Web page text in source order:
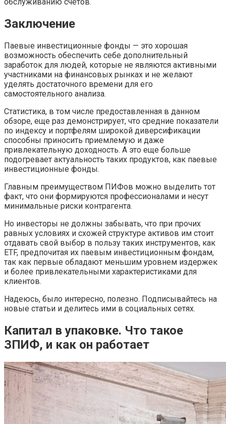
обслуживанию счетов.
Заключение
Паевые инвестиционные фонды — это хорошая
возможность обеспечить себе дополнительный
заработок для людей, которые не являются активными
участниками на финансовых рынках и не желают
уделять достаточного времени для его
самостоятельного анализа.
Статистика, в том числе предоставленная в данном
обзоре, еще раз демонстрирует, что средние показатели
по индексу и портфелям широкой диверсификации
способны приносить приемлемую и даже
привлекательную доходность. А это еще больше
подогревает актуальность таких продуктов, как паевые
инвестиционные фонды.
Главным преимуществом ПИФов можно выделить тот
факт, что они формируются профессионалами и несут
минимальные риски контрагента.
Но инвесторы не должны забывать, что при прочих
равных условиях и схожей структуре активов им стоит
отдавать свой выбор в пользу таких инструментов, как
ETF, предпочитая их паевым инвестиционным фондам,
так как первые обладают меньшим уровнем издержек
и более привлекательными характеристиками для
клиентов.
Надеюсь, было интересно, полезно. Подписывайтесь на
новые статьи и делитесь ими в социальных сетях.
Капитал в упаковке. Что такое
ЗПИФ, и как он работает